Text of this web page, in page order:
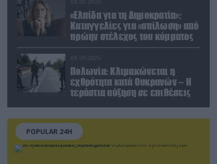
«Ελπίδα για τη Δημοκρατία»:
Καταγγελίες για «σπίλωση» από
πρώην στέλεχος του κόμματος
Πολωνία: Κλιμακώνεται η
εχθρότητα κατά Ουκρανών – Η
τεράστια αύξηση σε επιθέσεις
POPULAR 24H